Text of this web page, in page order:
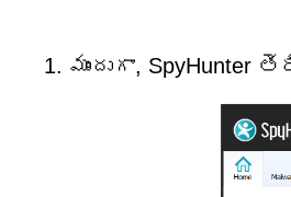
ముందుగా,